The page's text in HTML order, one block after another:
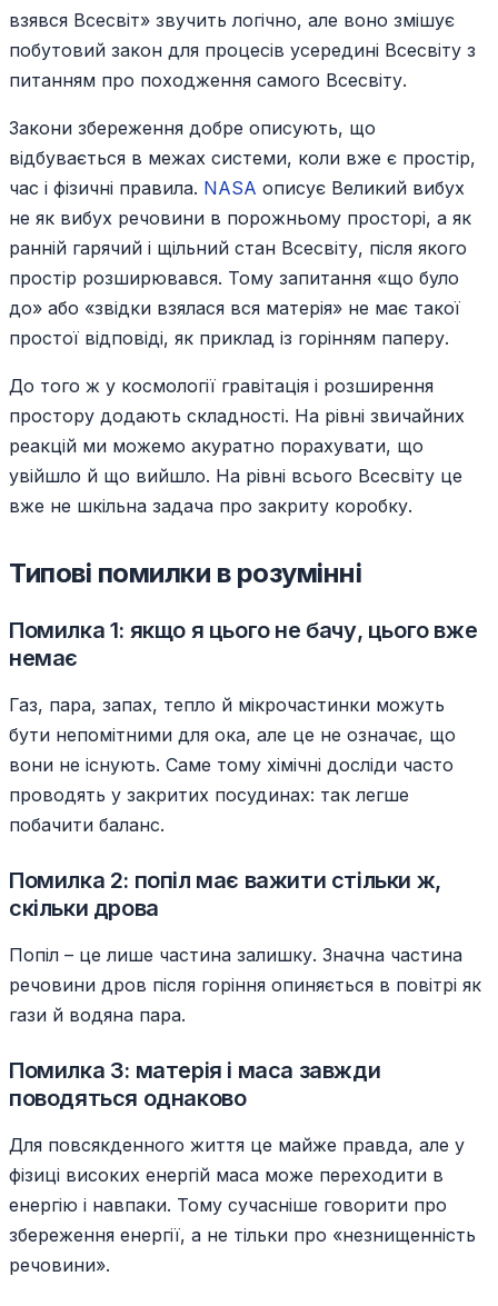
взявся Всесвіт» звучить логічно, але воно змішує
побутовий закон для процесів усередині Всесвіту з
питанням про походження самого Всесвіту.
Закони збереження добре описують, що
відбувається в межах системи, коли вже є простір,
час і фізичні правила. NASA описує Великий вибух
не як вибух речовини в порожньому просторі, а як
ранній гарячий і щільний стан Всесвіту, після якого
простір розширювався. Тому запитання «що було
до» або «звідки взялася вся матерія» не має такої
простої відповіді, як приклад із горінням паперу.
До того ж у космології гравітація і розширення
простору додають складності. На рівні звичайних
реакцій ми можемо акуратно порахувати, що
увійшло й що вийшло. На рівні всього Всесвіту це
вже не шкільна задача про закриту коробку.
Типові помилки в розумінні
Помилка 1: якщо я цього не бачу, цього вже
немає
Газ, пара, запах, тепло й мікрочастинки можуть
бути непомітними для ока, але це не означає, що
вони не існують. Саме тому хімічні досліди часто
проводять у закритих посудинах: так легше
побачити баланс.
Помилка 2: попіл має важити стільки ж,
скільки дрова
Попіл – це лише частина залишку. Значна частина
речовини дров після горіння опиняється в повітрі як
гази й водяна пара.
Помилка 3: матерія і маса завжди
поводяться однаково
Для повсякденного життя це майже правда, але у
фізиці високих енергій маса може переходити в
енергію і навпаки. Тому сучасніше говорити про
збереження енергії, а не тільки про «незнищенність
речовини».